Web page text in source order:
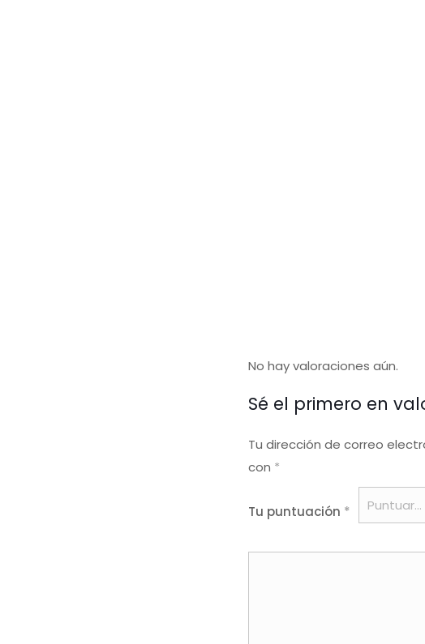
No hay valoraciones aún.
Sé el primero en
Tu dirección de correo
con *
Tu puntuación *